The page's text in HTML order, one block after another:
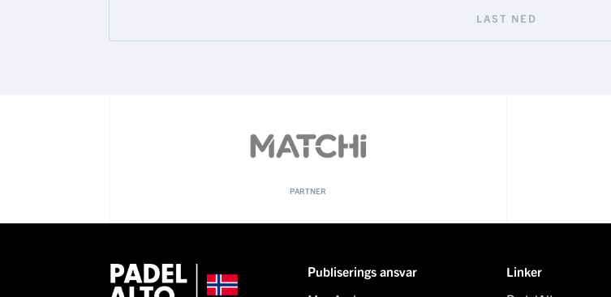
LAST NED
PARTNER
Publiserings ansvar
Linker